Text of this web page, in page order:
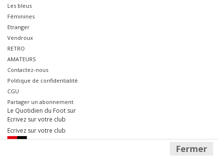
Fermer
Les bleus
Féminines
Etranger
Vendroux
RETRO
AMATEURS
Contactez-nous
Politique de confidentialité
CGU
Partager un abonnement
Le Quotidien du Foot sur
Ecrivez sur votre club
Ecrivez sur votre club